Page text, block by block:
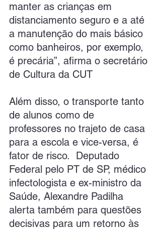
manter as crianças em
distanciamento seguro e a até
a manutenção do mais básico
como banheiros, por exemplo,
é precária”, afirma o secretário
de Cultura da CUT
Além disso, o transporte tanto
de alunos como de
professores no trajeto de casa
para a escola e vice-versa, é
fator de risco.  Deputado
Federal pelo PT de SP, médico
infectologista e ex-ministro da
Saúde, Alexandre Padilha
alerta também para questões
decisivas para um retorno às